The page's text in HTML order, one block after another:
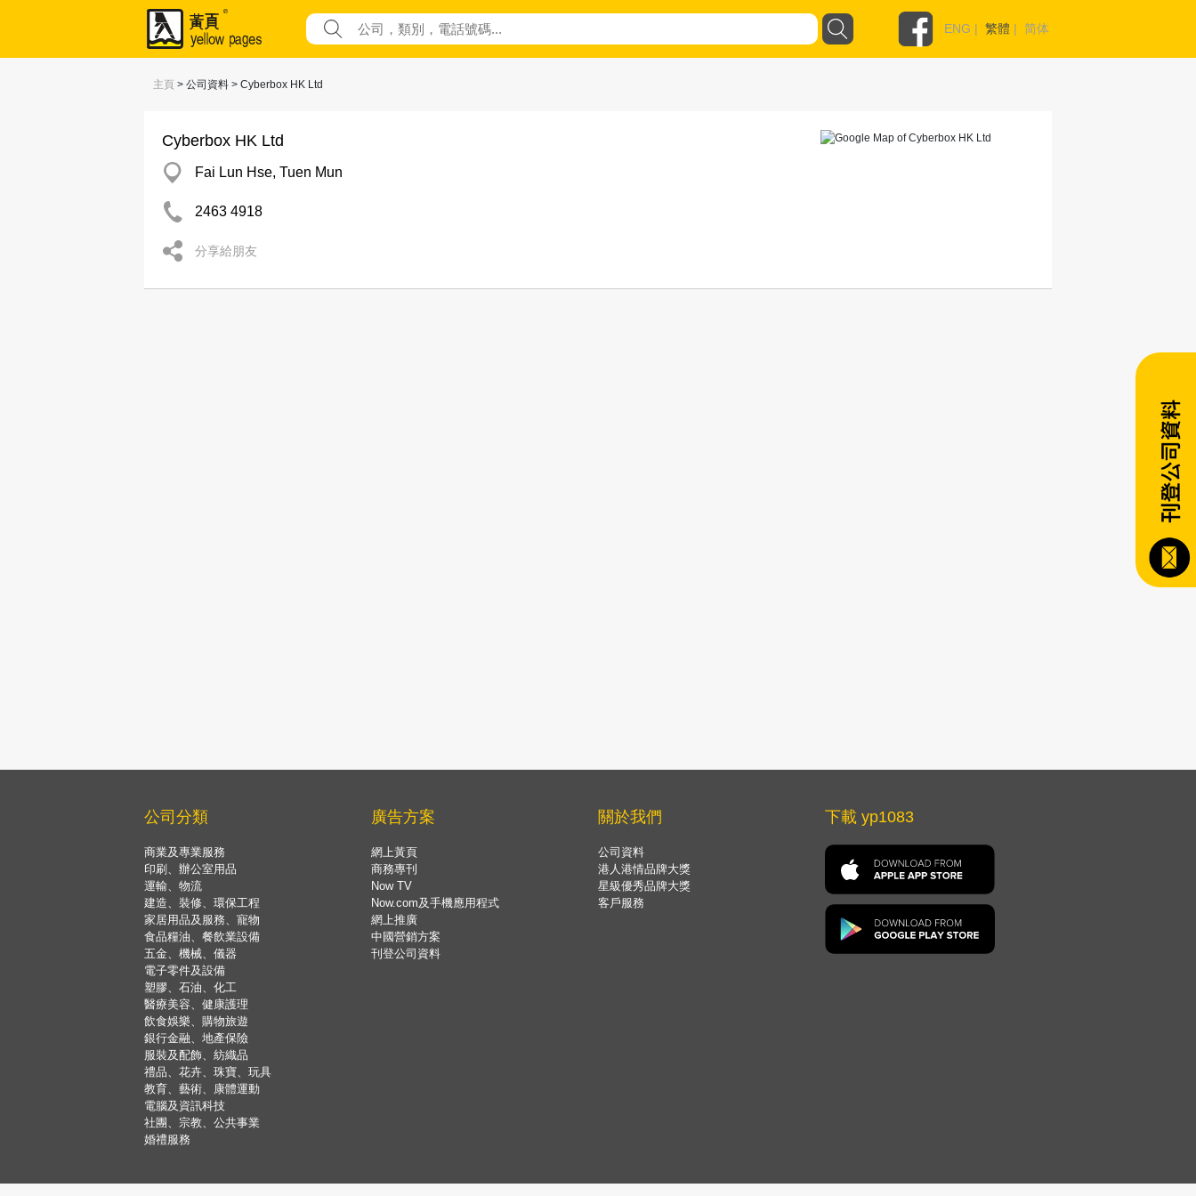
ENG | 繁體 | 简体
主頁 > 公司資料 > Cyberbox HK Ltd
Cyberbox HK Ltd
Fai Lun Hse, Tuen Mun
2463 4918
分享給朋友
公司分類
商業及專業服務
印刷、辦公室用品
運輸、物流
建造、裝修、環保工程
家居用品及服務、寵物
食品糧油、餐飲業設備
五金、機械、儀器
電子零件及設備
塑膠、石油、化工
醫療美容、健康護理
飲食娛樂、購物旅遊
銀行金融、地產保險
服裝及配飾、紡織品
禮品、花卉、珠寶、玩具
教育、藝術、康體運動
電腦及資訊科技
社團、宗教、公共事業
婚禮服務
廣告方案
網上黃頁
商務專刊
Now TV
Now.com及手機應用程式
網上推廣
中國營銷方案
刊登公司資料
關於我們
公司資料
港人港情品牌大獎
星級優秀品牌大獎
客戶服務
下載 yp1083